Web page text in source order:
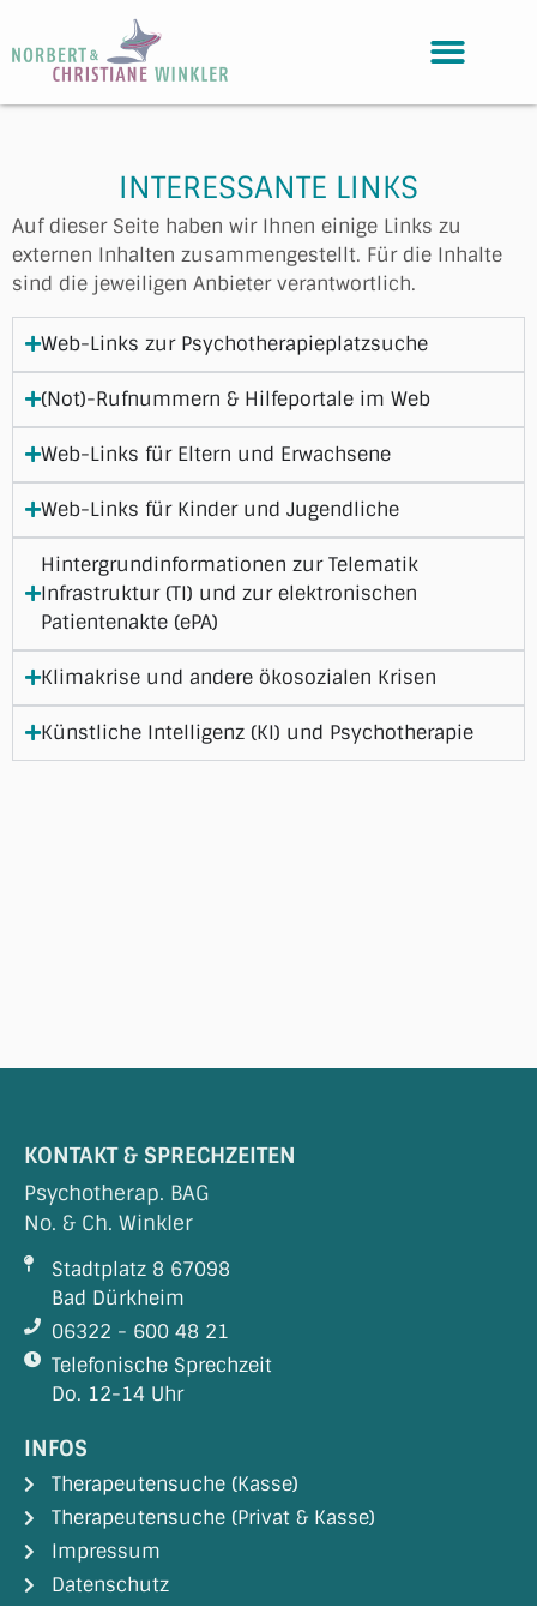
INTERESSANTE LINKS
Auf dieser Seite haben wir Ihnen einige Links zu
externen Inhalten zusammengestellt. Für die Inhalte
sind die jeweiligen Anbieter verantwortlich.
Web-Links zur Psychotherapieplatzsuche
(Not)-Rufnummern & Hilfeportale im Web
Web-Links für Eltern und Erwachsene
Web-Links für Kinder und Jugendliche
Hintergrundinformationen zur Telematik
Infrastruktur (TI) und zur elektronischen
Patientenakte (ePA)
Klimakrise und andere ökosozialen Krisen
Künstliche Intelligenz (KI) und Psychotherapie
KONTAKT & SPRECHZEITEN
Psychotherap. BAG
No. & Ch. Winkler
Stadtplatz 8 67098
Bad Dürkheim
06322 - 600 48 21
Telefonische Sprechzeit
Do. 12-14 Uhr
INFOS
Therapeutensuche (Kasse)
Therapeutensuche (Privat & Kasse)
Impressum
Datenschutz